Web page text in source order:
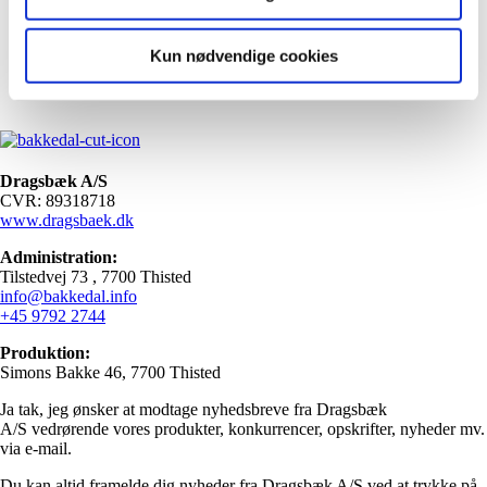
Kun nødvendige cookies
Dragsbæk A/S
CVR: 89318718
www.dragsbaek.dk
Administration:
Tilstedvej 73 , 7700 Thisted
info@bakkedal.info
+45 9792 2744
Produktion:
Simons Bakke 46, 7700 Thisted
Ja tak, jeg ønsker at modtage nyhedsbreve fra Dragsbæk
A/S vedrørende vores produkter, konkurrencer, opskrifter, nyheder mv.
via e-mail.